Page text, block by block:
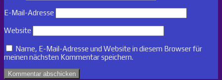
E-Mail-Adresse
Website
Name, E-Mail-Adresse und Website in diesem Browser für
meinen nächsten Kommentar speichern.